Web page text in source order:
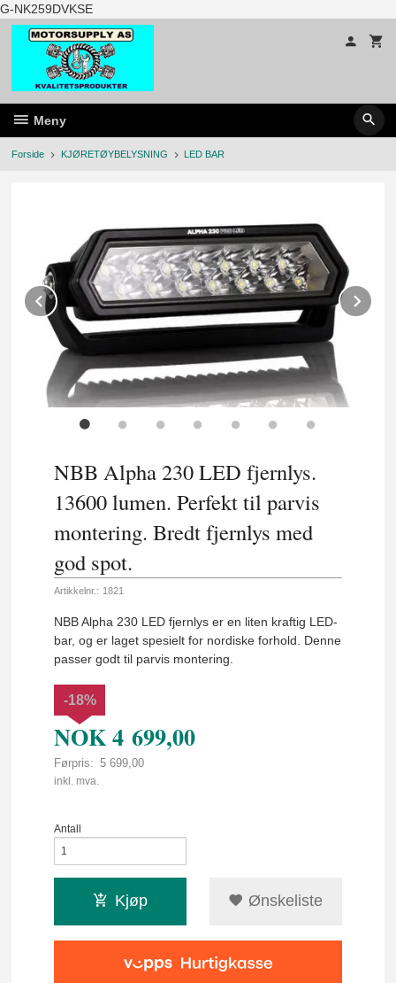
G-NK259DVKSEGå
til
innholdet
Meny
Forside KJØRETØYBELYSNING LED BAR
Prev
NBB Alpha 230 LED fjernlys.
13600 lumen. Perfekt til parvis
montering. Bredt fjernlys med
god spot.
Artikkelnr.: 1821
NBB Alpha 230 LED fjernlys er en liten kraftig LED-
bar, og er laget spesielt for nordiske forhold. Denne
passer godt til parvis montering.
NOK4 699,00
Førpris: 5 699,00
Rabatt
-18%
inkl. mva.
Antall
Kjøp Ønskeliste